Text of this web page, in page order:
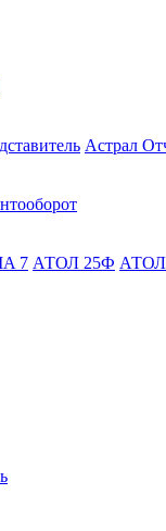
Астрал
7 АТОЛ 25Ф